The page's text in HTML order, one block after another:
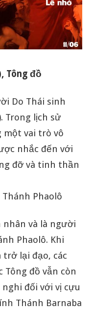
Tông đồ
Do Thái sinh
Trong lịch sử
một vai trò vô
nhắc đến với
đỡ và tinh thần
Phaolô
nhân và là người
Phaolô. Khi
trở lại đạo, các
Tông đồ vẫn còn
đối với vị cựu
Thánh Barnaba